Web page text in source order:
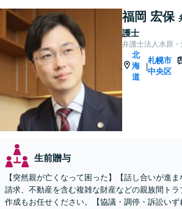
福岡 宏保
護士
弁護士法人水原
北
海
道
|
札幌市
中央区
生前贈与
【突然親が亡くなって困った】【話し合いが進
請求、不動産を含む複雑な財産などの親族間ト
作成もお任せください。【協議・調停・訴訟い